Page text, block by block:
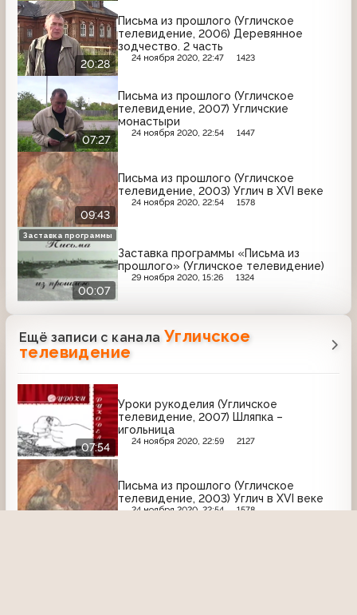
20:28
Письма из прошлого (Угличское
телевидение, 2006) Деревянное
зодчество. 2 часть
24 ноября 2020, 22:47 1423
07:27
Письма из прошлого (Угличское
телевидение, 2007) Угличские
монастыри
24 ноября 2020, 22:54 1447
09:43
Письма из прошлого (Угличское
телевидение, 2003) Углич в XVI веке
24 ноября 2020, 22:54 1578
00:07
Заставка программы «Письма из
прошлого» (Угличское телевидение)
29 ноября 2020, 15:26 1324
Заставка программы
Ещё записи с канала Угличское
телевидение
07:54
Уроки рукоделия (Угличское
телевидение, 2007) Шляпка –
игольница
24 ноября 2020, 22:59 2127
Письма из прошлого (Угличское
телевидение, 2003) Углич в XVI веке
24 ноября 2020, 22:54 1578